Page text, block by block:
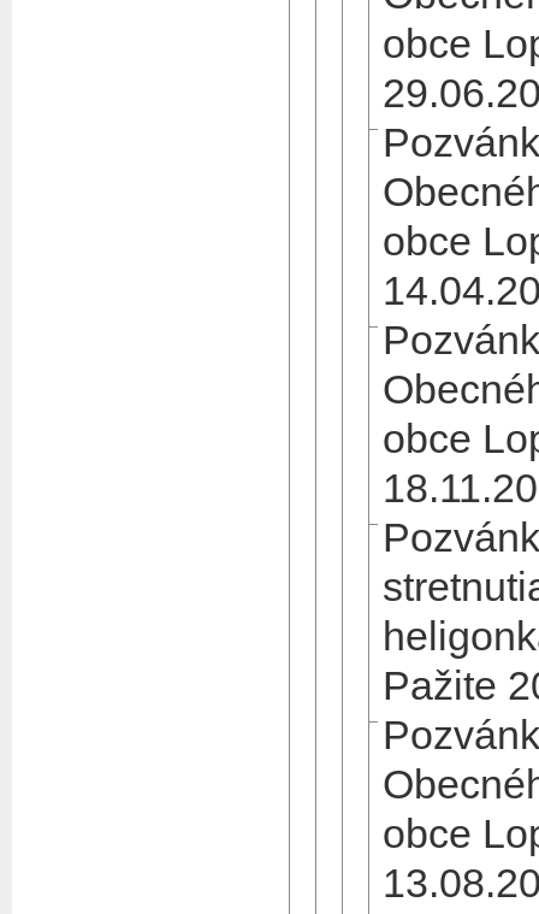
obce
obce
obce
Pažite
obce